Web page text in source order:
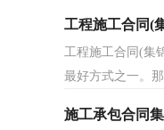
工程施工合同(
工程施工合同(集
最好方式之一。
施工承包合同